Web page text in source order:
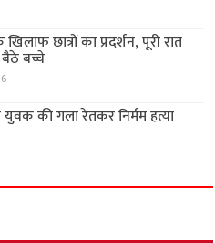
छात्रों का प्रदर्शन, पूरी रात
बच्चे
युवक की गला रेतकर निर्मम हत्या